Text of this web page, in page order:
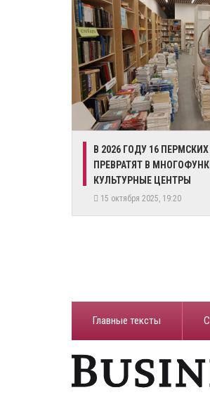
В 2026 ГОДУ 16
ПРЕВРАТЯТ В
КУЛЬТУРНЫЕ ЦЕНТРЫ
15 октября 2025, 19:20
Главные тексты